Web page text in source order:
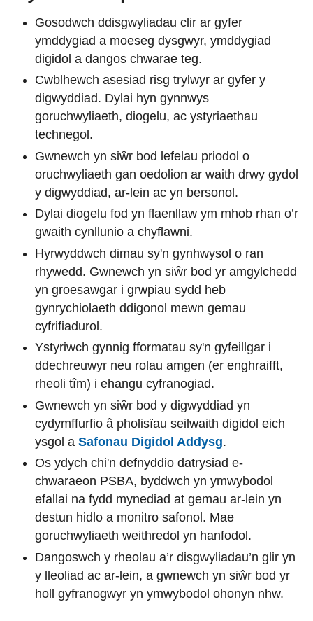
Gosodwch ddisgwyliadau clir ar gyfer
ymddygiad a moeseg dysgwyr, ymddygiad
digidol a dangos chwarae teg.
Cwblhewch asesiad risg trylwyr ar gyfer y
digwyddiad. Dylai hyn gynnwys
goruchwyliaeth, diogelu, ac ystyriaethau
technegol.
Gwnewch yn siŵr bod lefelau priodol o
oruchwyliaeth gan oedolion ar waith drwy gydol
y digwyddiad, ar-lein ac yn bersonol.
Dylai diogelu fod yn flaenllaw ym mhob rhan o’r
gwaith cynllunio a chyflawni.
Hyrwyddwch dimau sy'n gynhwysol o ran
rhywedd. Gwnewch yn siŵr bod yr amgylchedd
yn groesawgar i grwpiau sydd heb
gynrychiolaeth ddigonol mewn gemau
cyfrifiadurol.
Ystyriwch gynnig fformatau sy'n gyfeillgar i
ddechreuwyr neu rolau amgen (er enghraifft,
rheoli tîm) i ehangu cyfranogiad.
Gwnewch yn siŵr bod y digwyddiad yn
cydymffurfio â pholisïau seilwaith digidol eich
ysgol a Safonau Digidol Addysg.
Os ydych chi'n defnyddio datrysiad e-
chwaraeon PSBA, byddwch yn ymwybodol
efallai na fydd mynediad at gemau ar-lein yn
destun hidlo a monitro safonol. Mae
goruchwyliaeth weithredol yn hanfodol.
Dangoswch y rheolau a’r disgwyliadau’n glir yn
y lleoliad ac ar-lein, a gwnewch yn siŵr bod yr
holl gyfranogwyr yn ymwybodol ohonyn nhw.